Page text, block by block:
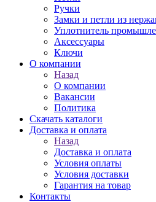
Ручки
Замки и петли из
Уплотнитель
Аксессуары
Ключи
О компании
Назад
О компании
Вакансии
Политика
Скачать каталоги
Доставка и оплата
Назад
Доставка и оплата
Условия оплаты
Условия доставки
Гарантия на товар
Контакты